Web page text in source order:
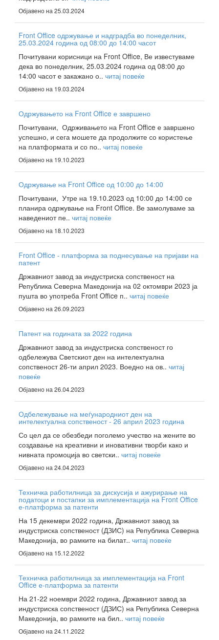
Објавено на 25.03.2024
Front Office одржување и надградба во понеделник,
25.03.2024 година од 08:00 до 14:00 часот
Почитувани корисници на Front Office, Ве известуваме
дека во понеделник, 25.03.2024 година од 08:00 до
14:00 часот е закажано о.. читај повеќе
Објавено на 19.03.2024
Одржувањето на Front Office е завршено
Почитувани, Одрживањето на Front Office е завршено
успешно, и сега мошете да продолжите со користење
на платформата и со по.. читај повеќе
Објавено на 19.10.2023
Одржување на Front Office од 10:00 до 14:00
Почитувани, Утре на 19.10.2023 од 10:00 до 14:00 се
планира одржување на Front Office. Ве замолуваме за
наведениот пе.. читај повеќе
Објавено на 18.10.2023
Front Office - платформа за поднесување на пријави на
патент
Државниот завод за индустриска сопственост на
Република Северна Македонија на 02 октомври 2023 ја
пушта во употреба Front Office п.. читај повеќе
Објавено на 26.09.2023
Патент на годината за 2022 година
Државниот завод за индустриска сопственост го
одбележува Светскиот ден на интелектуална
сопственост 26-ти април 2023. Воедно на ов.. читај
повеќе
Објавено на 26.04.2023
Одбележување на меѓународниот ден на
интелектуална сопственост - 26 април 2023 година
Со цел да се обезбеди поголемо учество на жените во
создавање на креативни и иновативни творби како и
нивната промоција во светски.. читај повеќе
Објавено на 24.04.2023
Техничка работилница за дискусија и ажурирање на
податоци и постапки за имплементација на Front Office
е-платформа за патенти
На 15 декември 2022 година, Државниот завод за
индустриска сопственост (ДЗИС) на Република Северна
Македонија, во рамките на билат.. читај повеќе
Објавено на 15.12.2022
Техничка работилница за имплементација на Front
Office е-платформа за патенти
На 21-22 ноември 2022 година, Државниот завод за
индустриска сопственост (ДЗИС) на Република Северна
Македонија, во рамките на бил.. читај повеќе
Објавено на 24.11.2022